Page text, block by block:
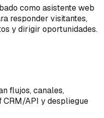
como asistente web
responder visitantes,
y dirigir oportunidades.
flujos, canales,
CRM/API y despliegue